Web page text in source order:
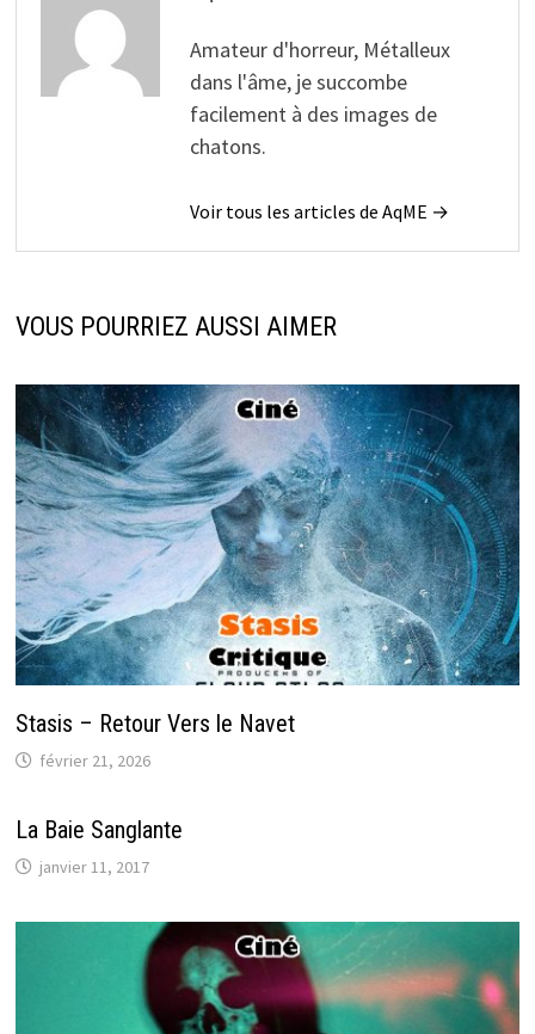
Amateur d'horreur, Métalleux
dans l'âme, je succombe
facilement à des images de
chatons.
Voir tous les articles de AqME →
VOUS POURRIEZ AUSSI AIMER
Stasis – Retour Vers le Navet
février 21, 2026
La Baie Sanglante
janvier 11, 2017